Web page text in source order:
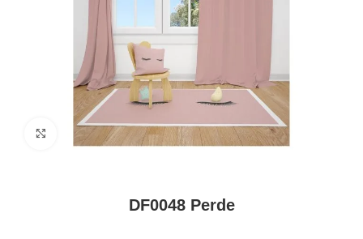
Click to enlarge
DF0048 Perde